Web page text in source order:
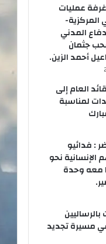
عمليات
المركزية-
المدني
جثمان
أحمد الزين.
العام إلى
لمناسبة
: فدائيو
نحو
معه وحدة
مسيرة تجديد